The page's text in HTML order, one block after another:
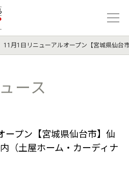
豊かさの人生を想像する 土屋グル
11月1日リニューアルオープン【宮城県仙台
ース
ープン【宮城県仙台市】仙
（土屋ホーム・カーディナ